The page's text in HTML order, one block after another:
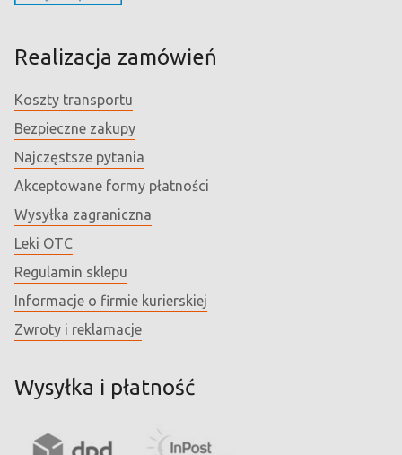
Realizacja zamówień
Koszty transportu
Bezpieczne zakupy
Najczęstsze pytania
Akceptowane formy płatności
Wysyłka zagraniczna
Leki OTC
Regulamin sklepu
Informacje o firmie kurierskiej
Zwroty i reklamacje
Wysyłka i płatność